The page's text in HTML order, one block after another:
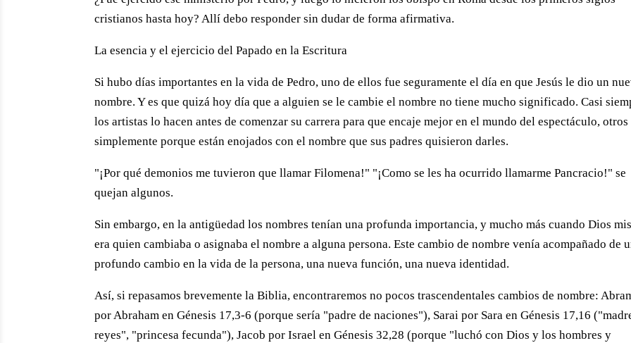
cristianos hasta hoy? Allí debo responder sin dudar de forma afirmativa.
La esencia y el ejercicio del Papado en la Escritura
Si hubo días importantes en la vida de Pedro, uno de ellos fue seguramente el día en que Jesús le dio un
nombre. Y es que quizá hoy día que a alguien se le cambie el nombre no tiene mucho significado. Casi
los artistas lo hacen antes de comenzar su carrera para que encaje mejor en el mundo del espectáculo, otros
simplemente porque están enojados con el nombre que sus padres quisieron darles.
"¡Por qué demonios me tuvieron que llamar Filomena!" "¡Como se les ha ocurrido llamarme Pancracio!" se
quejan algunos.
Sin embargo, en la antigüedad los nombres tenían una profunda importancia, y mucho más cuando Dios
era quien cambiaba o asignaba el nombre a alguna persona. Este cambio de nombre venía acompañado de
profundo cambio en la vida de la persona, una nueva función, una nueva identidad.
Así, si repasamos brevemente la Biblia, encontraremos no pocos trascendentales cambios de nombre:
por Abraham en Génesis 17,3-6 (porque sería "padre de naciones"), Sarai por Sara en Génesis 17,16
reyes", "princesa fecunda"), Jacob por Israel en Génesis 32,28 (porque "luchó con Dios y los hombres y